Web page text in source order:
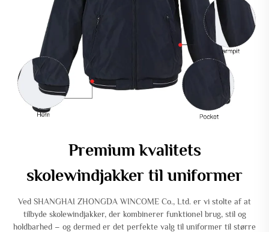
Premium kvalitets
skolewindjakker til uniformer
Ved SHANGHAI ZHONGDA WINCOME Co., Ltd. er vi stolte af at
tilbyde skolewindjakker, der kombinerer funktionel brug, stil og
holdbarhed – og dermed er det perfekte valg til uniformer til større